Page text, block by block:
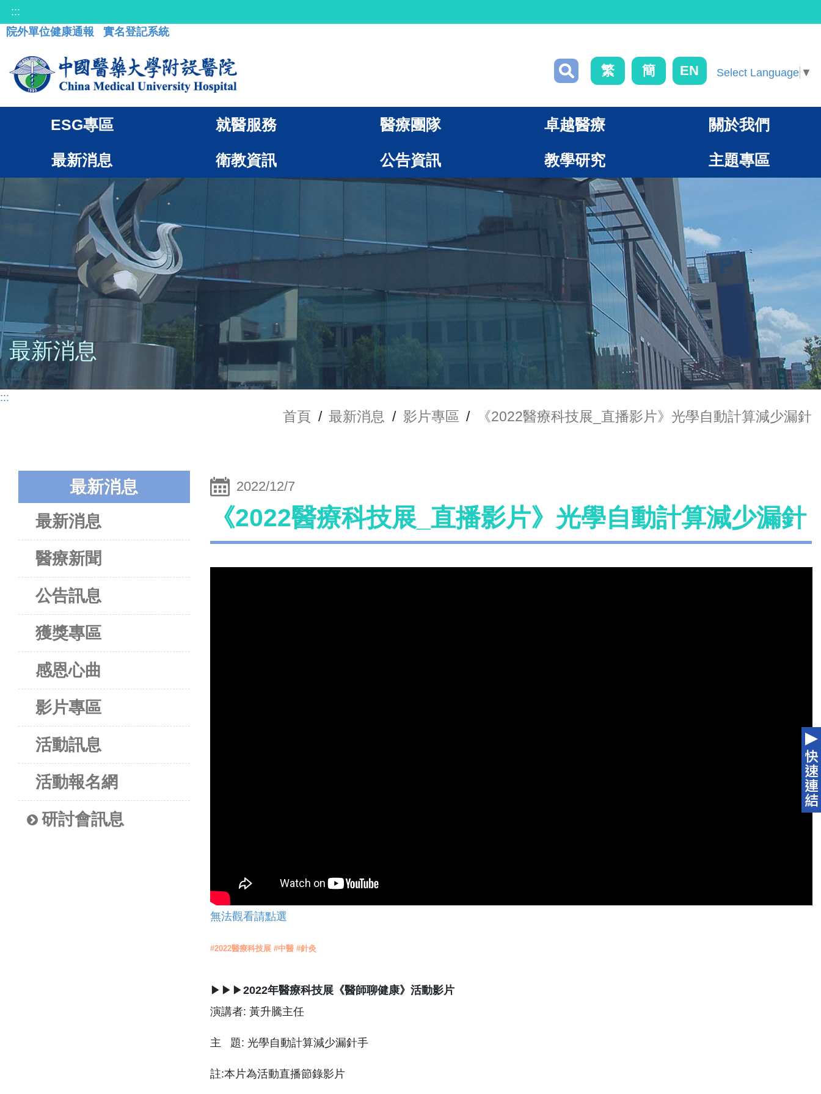
:::
院外單位健康通報
實名登記系統
繁 簡 EN Select Language ▼
ESG專區 就醫服務 醫療團隊 卓越醫療 關於我們
最新消息 衛教資訊 公告資訊 教學研究 主題專區
最新消息
:::
首頁 / 最新消息 / 影片專區 / 《2022醫療科技展_直播影片》光學自動計算減少漏針
最新消息
最新消息
醫療新聞
公告訊息
獲獎專區
感恩心曲
影片專區
活動訊息
活動報名網
研討會訊息
2022/12/7
《2022醫療科技展_直播影片》光學自動計算減少漏針
無法觀看請點選
#2022醫療科技展 #中醫 #針灸
▶▶▶2022年醫療科技展《醫師聊健康》活動影片
演講者: 黃升騰主任
主 題: 光學自動計算減少漏針手
註:本片為活動直播節錄影片